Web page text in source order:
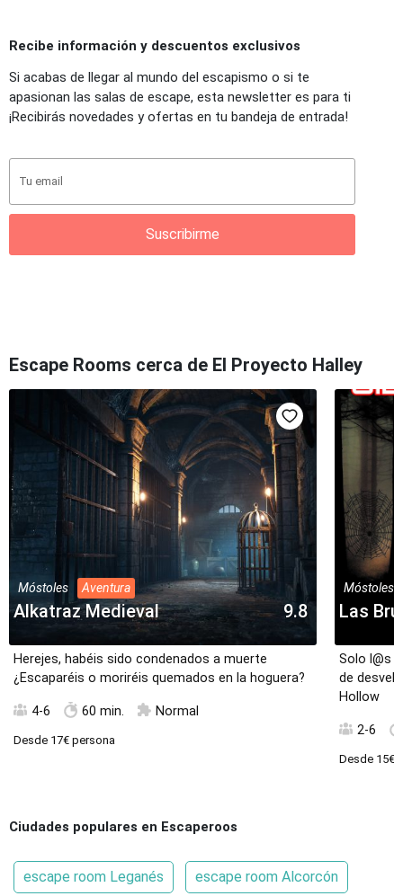
Recibe información y descuentos exclusivos
Si acabas de llegar al mundo del escapismo o si te
apasionan las salas de escape, esta newsletter es para ti
¡Recibirás novedades y ofertas en tu bandeja de entrada!
Suscribirme
Escape Rooms cerca de El Proyecto Halley
Móstoles Aventura
Alkatraz Medieval 9.8
Herejes, habéis sido condenados a muerte
¿Escaparéis o moriréis quemados en la hoguera?
4-6 60 min. Normal
Desde 17€ persona
Móstoles
Las
Solo l@s
de
Hollow
2-6
Desde 15€
Ciudades populares en Escaperoos
escape room Leganés escape room Alcorcón